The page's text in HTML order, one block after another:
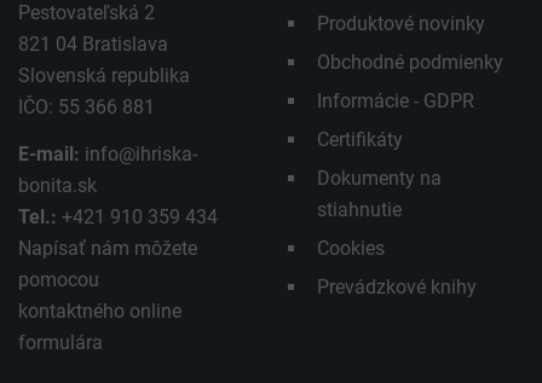
Pestovateľská 2
821 04 Bratislava
Slovenská republika
IČO: 55 366 881
E-mail: info@ihriska-
bonita.sk
Tel.: +421 910 359 434
Napísať nám môžete
pomocou
kontaktného online
formulára
Produktové novinky
Obchodné podmienky
Informácie - GDPR
Certifikáty
Dokumenty na
stiahnutie
Cookies
Prevádzkové knihy